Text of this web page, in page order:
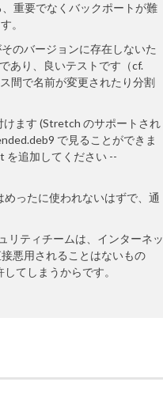
重要でなくバックポートが難
。
のバージョンに存在しないた
あり、良いテストです（cf.
間で名前が変更されたり分割
ます (Stretch のサポートされ
で見ることができま
を追加してください --
ったに使われないはずで、通
リティチームは、インターネッ
悪用されることはないもの
てしまうからです。